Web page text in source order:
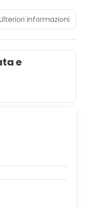
breakfast
disponibili. In
la carte,
per raggiungerlo
organizzata
informazioni
e